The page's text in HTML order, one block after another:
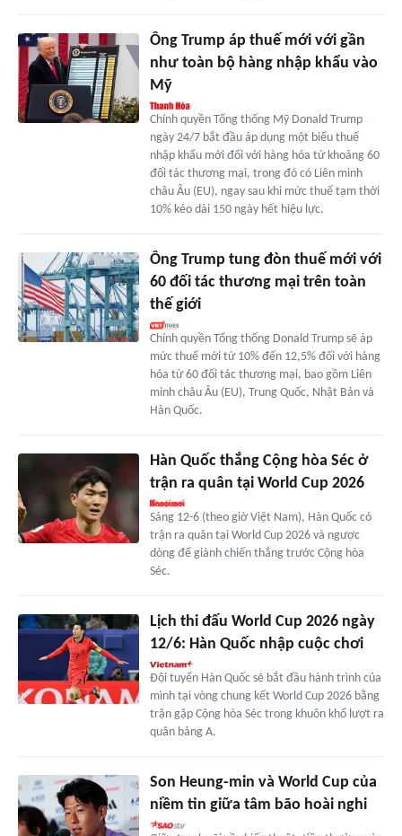
Ông Trump áp thuế mới với gần
như toàn bộ hàng nhập khẩu vào
Mỹ
Chính quyền Tổng thống Mỹ Donald Trump
ngày 24/7 bắt đầu áp dụng một biểu thuế
nhập khẩu mới đối với hàng hóa từ khoảng 60
đối tác thương mại, trong đó có Liên minh
châu Âu (EU), ngay sau khi mức thuế tạm thời
10% kéo dài 150 ngày hết hiệu lực.
Ông Trump tung đòn thuế mới với
60 đối tác thương mại trên toàn
thế giới
Chính quyền Tổng thống Donald Trump sẽ áp
mức thuế mới từ 10% đến 12,5% đối với hàng
hóa từ 60 đối tác thương mại, bao gồm Liên
minh châu Âu (EU), Trung Quốc, Nhật Bản và
Hàn Quốc.
Hàn Quốc thắng Cộng hòa Séc ở
trận ra quân tại World Cup 2026
Sáng 12-6 (theo giờ Việt Nam), Hàn Quốc có
trận ra quân tại World Cup 2026 và ngược
dòng để giành chiến thắng trước Cộng hòa
Séc.
Lịch thi đấu World Cup 2026 ngày
12/6: Hàn Quốc nhập cuộc chơi
Đội tuyển Hàn Quốc sẽ bắt đầu hành trình của
mình tại vòng chung kết World Cup 2026 bằng
trận gặp Cộng hòa Séc trong khuôn khổ lượt ra
quân bảng A.
Son Heung-min và World Cup của
niềm tin giữa tâm bão hoài nghi